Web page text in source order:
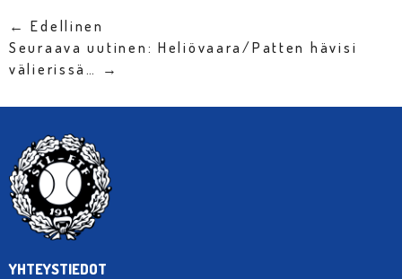
← Edellinen
Seuraava uutinen: Heliövaara/Patten hävisi
välierissä… →
YHTEYSTIEDOT